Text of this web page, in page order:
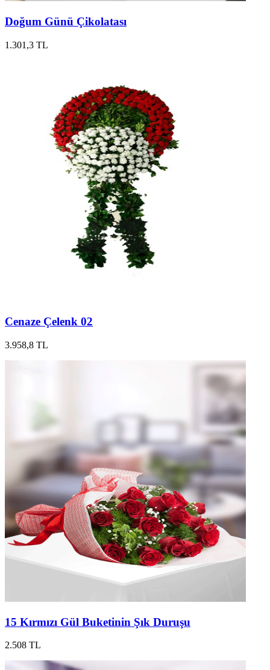
Doğum Günü Çikolatası
1.301,3 TL
Cenaze Çelenk 02
3.958,8 TL
15 Kırmızı Gül Buketinin Şık Duruşu
2.508 TL